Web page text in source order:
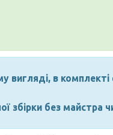
в комплекті
збірки без майстра